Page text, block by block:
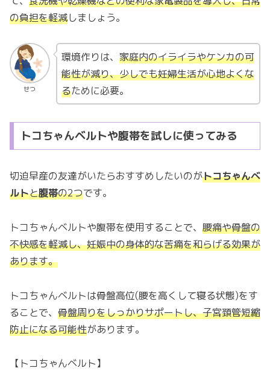
の負担を軽減しましょう。
せつ
環境作りは、 家庭内のイライラやケンカの可
能性が減り、少しでも妊婦生活が心地よくな
るために必要。
トコちゃんベルトや腹帯を試しに使ってみる
切迫早産の友達がいたらおすすめしたいのがトコちゃんベ
ルトと腹帯の2つです。
トコちゃんベルトや腹帯を使用することで、 腰痛や骨盤の
不快感を軽減し、妊娠中の身体的な苦痛を和らげる効果が
あります。
トコちゃんベルトは骨盤高位(腰を高くして寝る状態)をす
ることで、 骨盤周りをしっかりサポートし、子宮頚管短縮
防止になる可能性があります。
【トコちゃんベルト】